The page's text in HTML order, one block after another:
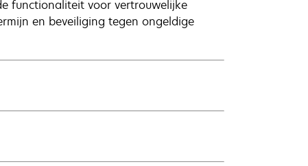
functionaliteit voor vertrouwelijke
en beveiliging tegen ongeldige